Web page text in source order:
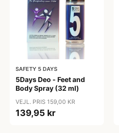
SAFETY 5 DAYS
5Days Deo - Feet and
Body Spray (32 ml)
VEJL. PRIS 159,00 KR
139,95 kr